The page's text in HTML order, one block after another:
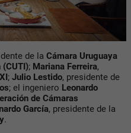
de la Cámara Uruguaya
; Mariana Ferreira,
; Julio Lestido, presidente de
; el ingeniero Leonardo
de Cámaras
García, presidente de la
.